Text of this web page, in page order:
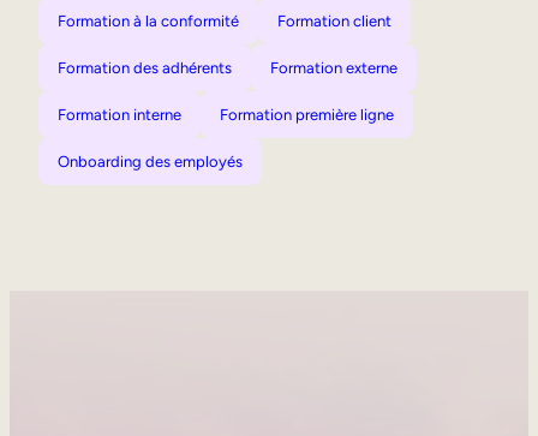
Formation à la conformité Formation client
Formation des adhérents Formation externe
Formation interne Formation première ligne
Onboarding des employés